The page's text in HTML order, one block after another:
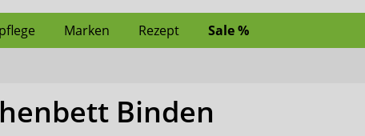
Marken Rezept Sale %
Pants & Windelhosen
Windeln für Frauen
Windeln für Männer
Inkontinenz-Bademode für Kinder
Pflegewäsche für Kinder
Spannbettlaken
Bad & WC
Intimpflege
ActivePro
Binden